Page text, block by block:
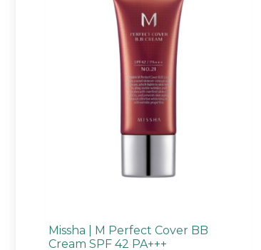
Missha | M Perfect Cover BB
Cream SPF 42 PA+++